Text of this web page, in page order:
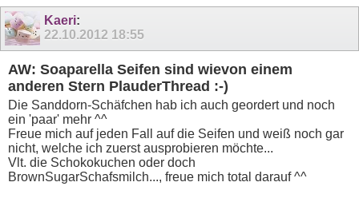
Kaeri:
22.10.2012 18:55
AW: Soaparella Seifen sind wievon einem
anderen Stern PlauderThread :-)
Die Sanddorn-Schäfchen hab ich auch geordert und noch
ein 'paar' mehr ^^
Freue mich auf jeden Fall auf die Seifen und weiß noch gar
nicht, welche ich zuerst ausprobieren möchte...
Vlt. die Schokokuchen oder doch
BrownSugarSchafsmilch..., freue mich total darauf ^^